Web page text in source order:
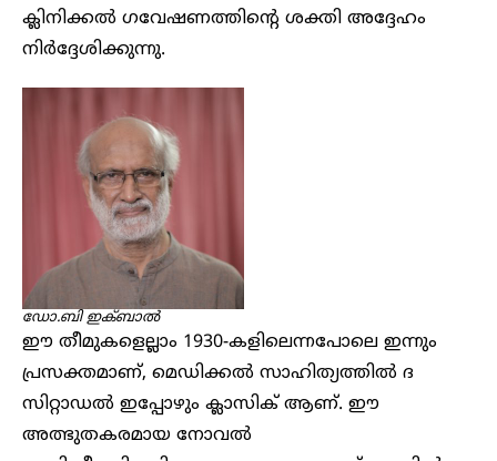
ക്ലിനിക്കൽ ഗവേഷണത്തിന്റെ ശക്തി അദ്ദേഹം
നിർദ്ദേശിക്കുന്നു.
ഡോ.ബി ഇക്ബാൽ
ഈ തീമുകളെല്ലാം 1930-കളിലെന്നപോലെ ഇന്നും
പ്രസക്തമാണ്, മെഡിക്കൽ സാഹിത്യത്തിൽ ദ
സിറ്റാഡൽ ഇപ്പോഴും ക്ലാസിക് ആണ്. ഈ
അത്ഭുതകരമായ നോവൽ